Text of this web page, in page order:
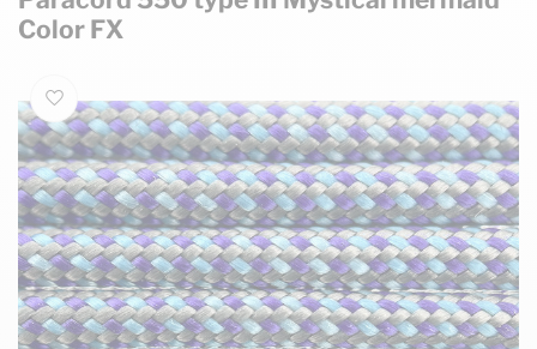
Color FX